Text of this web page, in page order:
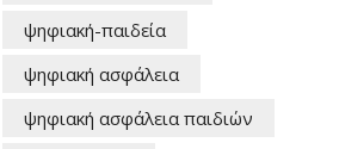
ψηφιακή-παιδεία
ψηφιακή ασφάλεια
ψηφιακή ασφάλεια παιδιών